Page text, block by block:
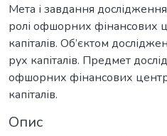
Мета і завдання
ролі офшорних фінансових
капіталів. Об’єктом
рух капіталів. Предмет
офшорних фінансових
капіталів.
Опис